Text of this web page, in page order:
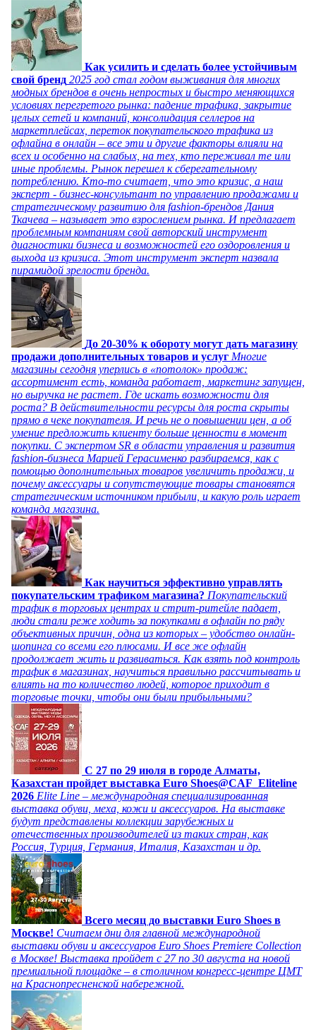
Как усилить и сделать более устойчивым
свой бренд 2025 год стал годом выживания для многих
модных брендов в очень непростых и быстро меняющихся
условиях перегретого рынка: падение трафика, закрытие
целых сетей и компаний, консолидация селлеров на
маркетплейсах, переток покупательского трафика из
офлайна в онлайн – все эти и другие факторы влияли на
всех и особенно на слабых, на тех, кто переживал те или
иные проблемы. Рынок перешел к сберегательному
потреблению. Кто-то считает, что это кризис, а наш
эксперт - бизнес-консультант по управлению продажами и
стратегическому развитию для fashion-брендов Дания
Ткачева – называет это взрослением рынка. И предлагает
проблемным компаниям свой авторский инструмент
диагностики бизнеса и возможностей его оздоровления и
выхода из кризиса. Этот инструмент эксперт назвала
пирамидой зрелости бренда.
До 20-30% к обороту могут дать магазину
продажи дополнительных товаров и услуг Многие
магазины сегодня уперлись в «потолок» продаж:
ассортимент есть, команда работает, маркетинг запущен,
но выручка не растет. Где искать возможности для
роста? В действительности ресурсы для роста скрыты
прямо в чеке покупателя. И речь не о повышении цен, а об
умение предложить клиенту больше ценности в момент
покупки. С экспертом SR в области управления и развития
fashion-бизнеса Марией Герасименко разбираемся, как с
помощью дополнительных товаров увеличить продажи, и
почему аксессуары и сопутствующие товары становятся
стратегическим источником прибыли, и какую роль играет
команда магазина.
Как научиться эффективно управлять
покупательским трафиком магазина? Покупательский
трафик в торговых центрах и стрит-ритейле падает,
люди стали реже ходить за покупками в офлайн по ряду
объективных причин, одна из которых – удобство онлайн-
шопинга со всеми его плюсами. И все же офлайн
продолжает жить и развиваться. Как взять под контроль
трафик в магазинах, научиться правильно рассчитывать и
влиять на то количество людей, которое приходит в
торговые точки, чтобы они были прибыльными?
C 27 по 29 июля в городе Алматы,
Казахстан пройдет выставка Euro Shoes@CAF_Eliteline
2026 Elite Line – международная специализированная
выставка обуви, меха, кожи и аксессуаров. На выставке
будут представлены коллекции зарубежных и
отечественных производителей из таких стран, как
Россия, Турция, Германия, Италия, Казахстан и др.
Всего месяц до выставки Euro Shoes в
Москве! Считаем дни для главной международной
выставки обуви и аксессуаров Euro Shoes Premiere Collection
в Москве! Выставка пройдет с 27 по 30 августа на новой
премиальной площадке – в столичном конгресс-центре ЦМТ
на Краснопресненской набережной.